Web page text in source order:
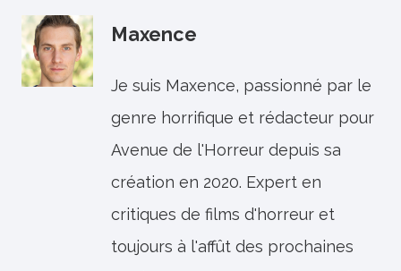
Maxence
Je suis Maxence, passionné par le
genre horrifique et rédacteur pour
Avenue de l'Horreur depuis sa
création en 2020. Expert en
critiques de films d'horreur et
toujours à l'affût des prochaines